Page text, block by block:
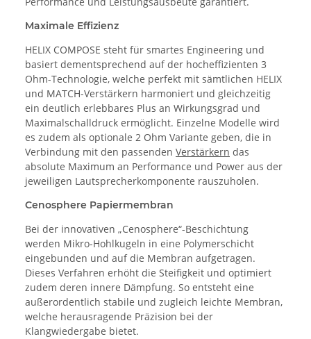
Maximale Effizienz
HELIX COMPOSE steht für smartes Engineering und
basiert dementsprechend auf der hocheffizienten 3
Ohm-Technologie, welche perfekt mit sämtlichen HELIX
und MATCH-Verstärkern harmoniert und gleichzeitig
ein deutlich erlebbares Plus an Wirkungsgrad und
Maximalschalldruck ermöglicht. Einzelne Modelle wird
es zudem als optionale 2 Ohm Variante geben, die in
Verbindung mit den passenden Verstärkern das
absolute Maximum an Performance und Power aus der
jeweiligen Lautsprecherkomponente rauszuholen.
Cenosphere Papiermembran
Bei der innovativen „Cenosphere“-Beschichtung
werden Mikro-Hohlkugeln in eine Polymerschicht
eingebunden und auf die Membran aufgetragen.
Dieses Verfahren erhöht die Steifigkeit und optimiert
zudem deren innere Dämpfung. So entsteht eine
außerordentlich stabile und zugleich leichte Membran,
welche herausragende Präzision bei der
Klangwiedergabe bietet.